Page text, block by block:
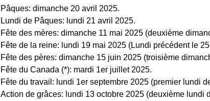
Pâques: dimanche 20 avril 2025.
Lundi de Pâques: lundi 21 avril 2025.
Fête des mères: dimanche 11 mai 2025 (deuxième
Fête de la reine: lundi 19 mai 2025 (Lundi précédent le
Fête des pères: dimanche 15 juin 2025 (troisième
Fête du Canada (*): mardi 1er juillet 2025.
Fête du travail: lundi 1er septembre 2025 (premier lundi
Action de grâces: lundi 13 octobre 2025 (deuxième lundi